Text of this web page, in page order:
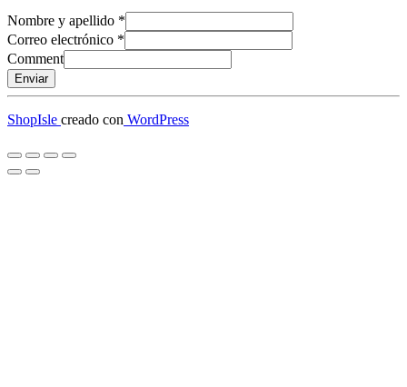
Nombre y apellido *
Correo electrónico *
Comment
Enviar
ShopIsle creado con WordPress